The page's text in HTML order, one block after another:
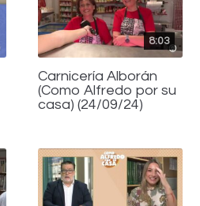
8:03
Carnicería Alborán
(Como Alfredo por su
casa) (24/09/24)